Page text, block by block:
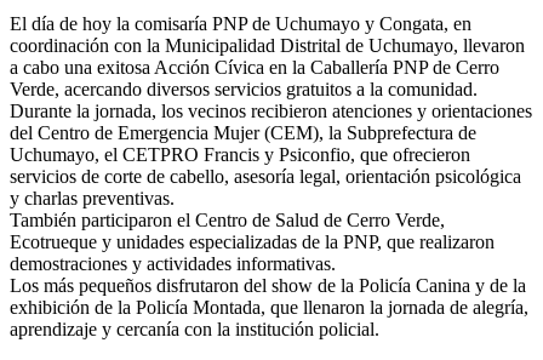
El día de hoy la comisaría PNP de Uchumayo y Congata, en
coordinación con la Municipalidad Distrital de Uchumayo, llevaron
a cabo una exitosa Acción Cívica en la Caballería PNP de Cerro
Verde, acercando diversos servicios gratuitos a la comunidad.
Durante la jornada, los vecinos recibieron atenciones y orientaciones
del Centro de Emergencia Mujer (CEM), la Subprefectura de
Uchumayo, el CETPRO Francis y Psiconfio, que ofrecieron
servicios de corte de cabello, asesoría legal, orientación psicológica
y charlas preventivas.
También participaron el Centro de Salud de Cerro Verde,
Ecotrueque y unidades especializadas de la PNP, que realizaron
demostraciones y actividades informativas.
Los más pequeños disfrutaron del show de la Policía Canina y de la
exhibición de la Policía Montada, que llenaron la jornada de alegría,
aprendizaje y cercanía con la institución policial.